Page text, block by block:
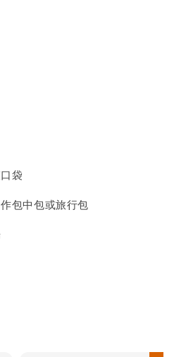
袋
包中包或旅行包